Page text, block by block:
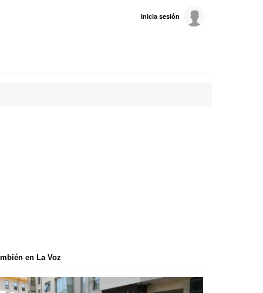
Inicia sesión
en La Voz